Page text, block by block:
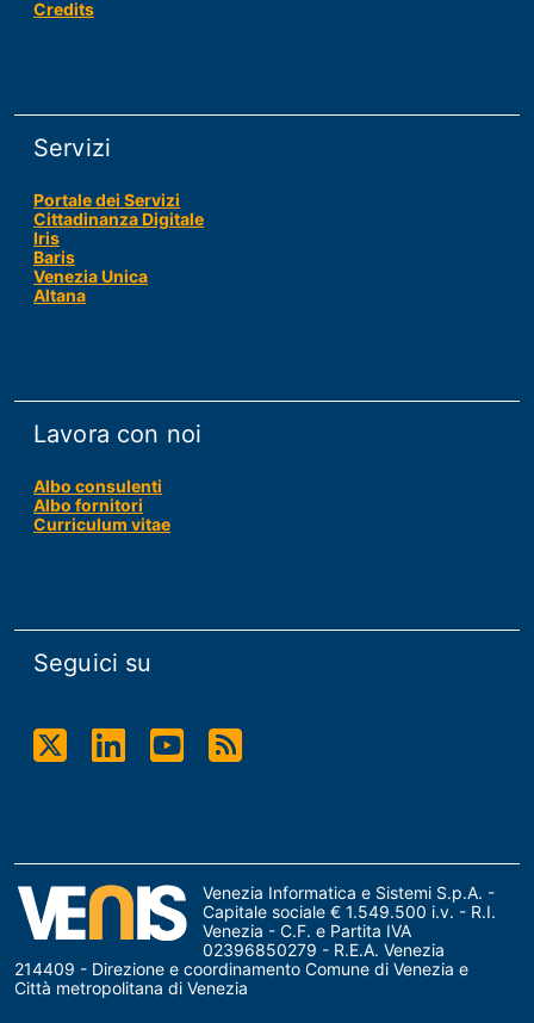
dati
Credits
Servizi
Portale dei Servizi
Cittadinanza Digitale
Iris
Baris
Venezia Unica
Altana
Lavora con noi
Albo consulenti
Albo fornitori
Curriculum vitae
Seguici su
TwitterLinkdinYoutube
Venezia Informatica e Sistemi S.p.A. -
Capitale sociale € 1.549.500 i.v. - R.I.
Venezia - C.F. e Partita IVA
02396850279 - R.E.A. Venezia
214409 - Direzione e coordinamento Comune di Venezia e
Città metropolitana di Venezia